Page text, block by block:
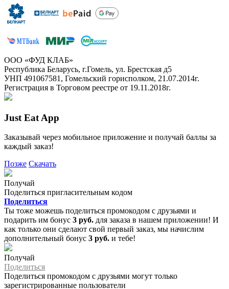
ООО «ФУД КЛАБ»
Республика Беларусь, г.Гомель, ул. Брестская д5
УНП 491067581, Гомельский горисполком, 21.07.2014г.
Регистрация в Торговом реестре от 19.11.2018г.
Just Eat App
Заказывай через мобильное приложение и получай баллы за
каждый заказ!
Позже Скачать
Получай
Поделиться пригласительным кодом
Поделиться
Ты тоже можешь поделиться промокодом с друзьями и
подарить им бонус 3 руб. для заказа в нашем приложении! И
как только они сделают свой первый заказ, мы начислим
дополнительный бонус 3 руб. и тебе!
Получай
Поделиться
Поделиться промокодом с друзьями могут только
зарегистрированные пользователи